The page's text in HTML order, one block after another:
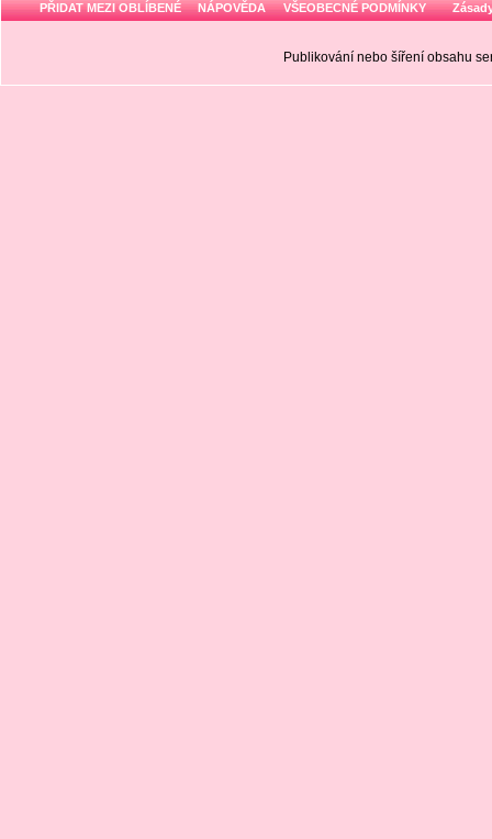
PŘIDAT MEZI OBLÍBENÉ NÁPOVĚDA VŠEOBECNÉ PODMÍNKY
Publikování nebo šíření obsahu